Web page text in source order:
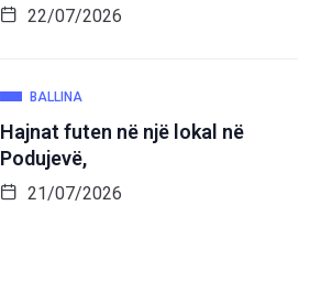
22/07/2026
BALLINA
Hajnat futen në një lokal në
Podujevë,
21/07/2026